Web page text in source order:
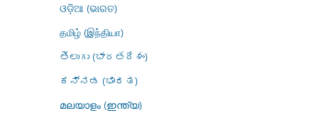
ଓଡ଼ିଆ (ଭାରତ)
தமிழ் (இந்தியா)
తెలుగు (భారతదేశం)
ಕನ್ನಡ (ಭಾರತ)
മലയാളം (ഇന്ത്യ)